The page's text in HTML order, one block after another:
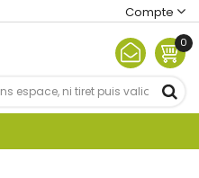
Compte
0